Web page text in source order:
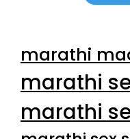
marathi
marathi
marathi